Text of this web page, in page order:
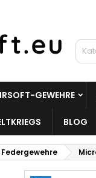
GEWEHRE
BLOG
Federgewehre